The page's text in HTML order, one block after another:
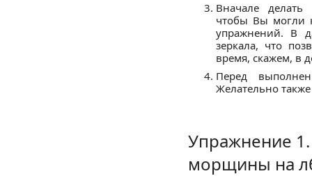
Вначале делать
чтобы Вы могли
упражнений. В
зеркала, что
время, скажем, в
Перед
Желательно
Упражнение
морщины на